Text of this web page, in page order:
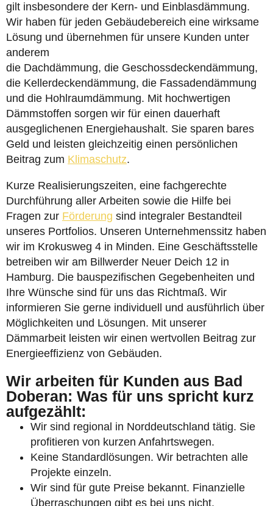
gilt insbesondere der Kern- und Einblasdämmung.
Wir haben für jeden Gebäudebereich eine wirksame
Lösung und übernehmen für unsere Kunden unter
anderem
die Dachdämmung, die Geschossdeckendämmung,
die Kellerdeckendämmung, die Fassadendämmung
und die Hohlraumdämmung. Mit hochwertigen
Dämmstoffen sorgen wir für einen dauerhaft
ausgeglichenen Energiehaushalt. Sie sparen bares
Geld und leisten gleichzeitig einen persönlichen
Beitrag zum Klimaschutz.
Kurze Realisierungszeiten, eine fachgerechte
Durchführung aller Arbeiten sowie die Hilfe bei
Fragen zur Förderung sind integraler Bestandteil
unseres Portfolios. Unseren Unternehmenssitz haben
wir im Krokusweg 4 in Minden. Eine Geschäftsstelle
betreiben wir am Billwerder Neuer Deich 12 in
Hamburg. Die bauspezifischen Gegebenheiten und
Ihre Wünsche sind für uns das Richtmaß. Wir
informieren Sie gerne individuell und ausführlich über
Möglichkeiten und Lösungen. Mit unserer
Dämmarbeit leisten wir einen wertvollen Beitrag zur
Energieeffizienz von Gebäuden.
Wir arbeiten für Kunden aus Bad
Doberan: Was für uns spricht kurz
aufgezählt:
Wir sind regional in Norddeutschland tätig. Sie
profitieren von kurzen Anfahrtswegen.
Keine Standardlösungen. Wir betrachten alle
Projekte einzeln.
Wir sind für gute Preise bekannt. Finanzielle
Überraschungen gibt es bei uns nicht.